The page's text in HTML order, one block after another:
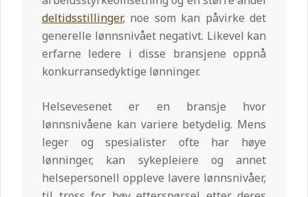
deltidsstillinger, noe som kan påvirke det
generelle lønnsnivået negativt. Likevel kan
erfarne ledere i disse bransjene oppnå
konkurransedyktige lønninger.
Helsevesenet er en bransje hvor
lønnsnivåene kan variere betydelig. Mens
leger og spesialister ofte har høye
lønninger, kan sykepleiere og annet
helsepersonell oppleve lavere lønnsnivåer,